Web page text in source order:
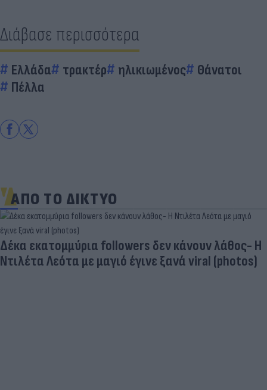
Διάβασε περισσότερα
Ελλάδα τρακτέρ ηλικιωμένος
Θάνατοι
Πέλλα
ΑΠΟ ΤΟ ΔΙΚΤΥΟ